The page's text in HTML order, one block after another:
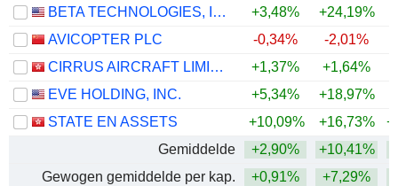
BETA TECHNOLOGIES, INC.
+3,48%
+24,19%
AVICOPTER PLC
-0,34% -2,01%
CIRRUS AIRCRAFT LIMITED
+1,37% +1,64%
EVE HOLDING, INC.
+5,34% +18,97%
STATE EN ASSETS
+10,09% +16,73%
Gemiddelde
+2,90% +10,41%
Gewogen gemiddelde per kap.
+0,91% +7,29%